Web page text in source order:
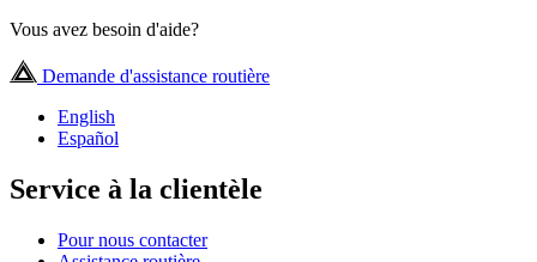
Vous avez besoin d'aide?
Demande d'assistance routière
English
Español
Service à la clientèle
Pour nous contacter